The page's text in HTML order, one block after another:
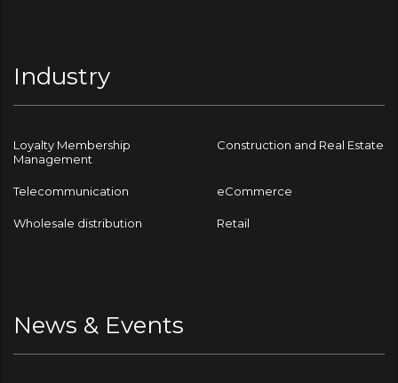
Industry
Loyalty Membership
Management
Construction and Real Estate
Telecommunication eCommerce
Wholesale distribution Retail
News & Events